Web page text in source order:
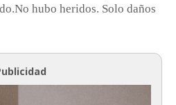
hubo heridos. Solo daños